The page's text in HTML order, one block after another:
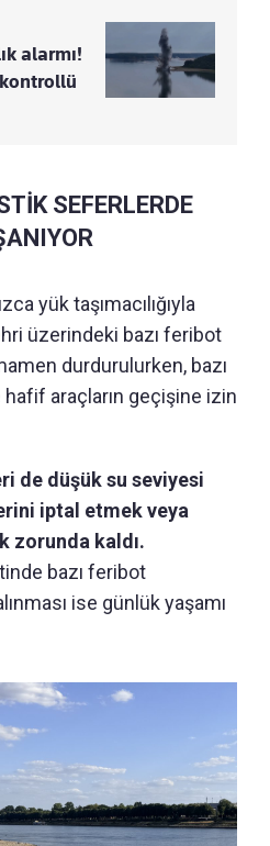
alarmı!
SEFERLERDE
yük taşımacılığıyla
üzerindeki bazı feribot
durdurulurken, bazı
araçların geçişine izin
de düşük su seviyesi
iptal etmek veya
zorunda kaldı.
bazı feribot
ise günlük yaşamı